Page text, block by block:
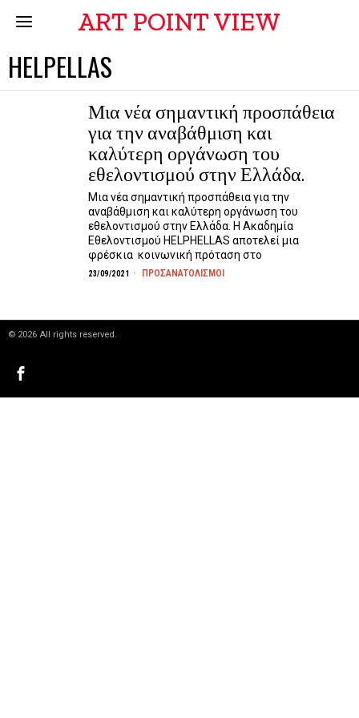
ART POINT VIEW
HELPELLAS
Μια νέα σημαντική προσπάθεια
για την αναβάθμιση και
καλύτερη οργάνωση του
εθελοντισμού στην Ελλάδα.
Μια νέα σημαντική προσπάθεια για την
αναβάθμιση και καλύτερη οργάνωση του
εθελοντισμού στην Ελλάδα. Η Ακαδημία
Εθελοντισμού HELPHELLAS αποτελεί μια
φρέσκια κοινωνική πρόταση στο
23/09/2021 ΠΡΟΣΑΝΑΤΟΛΙΣΜΟΙ
© 2026 All rights reserved.